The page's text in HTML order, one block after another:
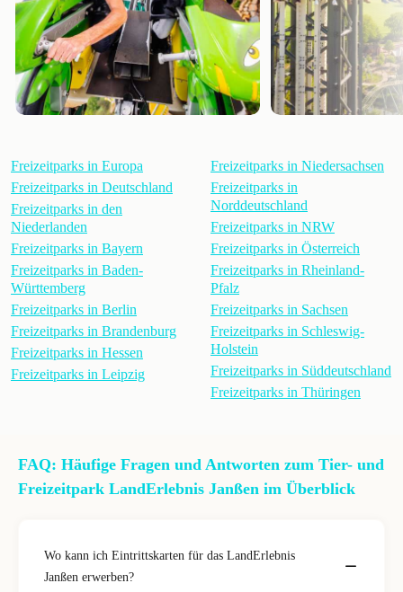
Freizeitparks in Europa
Freizeitparks in Deutschland
Freizeitparks in den
Niederlanden
Freizeitparks in Bayern
Freizeitparks in Baden-
Württemberg
Freizeitparks in Berlin
Freizeitparks in Brandenburg
Freizeitparks in Hessen
Freizeitparks in Leipzig
Freizeitparks in Niedersachsen
Freizeitparks in
Norddeutschland
Freizeitparks in NRW
Freizeitparks in Österreich
Freizeitparks in Rheinland-
Pfalz
Freizeitparks in Sachsen
Freizeitparks in Schleswig-
Holstein
Freizeitparks in Süddeutschland
Freizeitparks in Thüringen
FAQ: Häufige Fragen und Antworten zum Tier- und
Freizeitpark LandErlebnis Janßen im Überblick
Wo kann ich Eintrittskarten für das LandErlebnis
Janßen erwerben?